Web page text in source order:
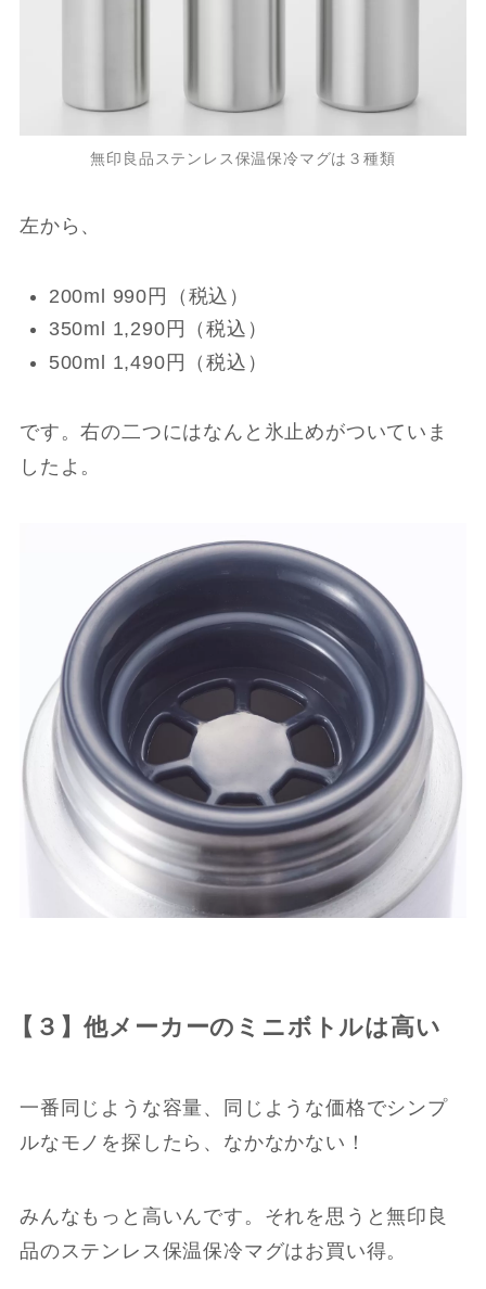
無印良品ステンレス保温保冷マグは３種類
左から、
200ml 990円（税込）
350ml 1,290円（税込）
500ml 1,490円（税込）
です。右の二つにはなんと氷止めがついていま
したよ。
【３】他メーカーのミニボトルは高い
一番同じような容量、同じような価格でシンプ
ルなモノを探したら、なかなかない！
みんなもっと高いんです。それを思うと無印良
品のステンレス保温保冷マグはお買い得。